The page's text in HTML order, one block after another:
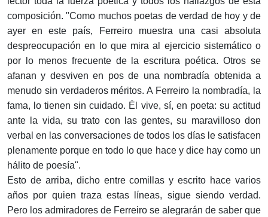
composición. "Como muchos poetas de verdad de hoy y de
ayer en este país, Ferreiro muestra una casi absoluta
despreocupación en lo que mira al ejercicio sistemático o
por lo menos frecuente de la escritura poética. Otros se
afanan y desviven en pos de una nombradía obtenida a
menudo sin verdaderos méritos. A Ferreiro la nombradía, la
fama, lo tienen sin cuidado. Él vive, sí, en poeta: su actitud
ante la vida, su trato con las gentes, su maravilloso don
verbal en las conversaciones de todos los días le satisfacen
plenamente porque en todo lo que hace y dice hay como un
hálito de poesía".
Esto de arriba, dicho entre comillas y escrito hace varios
años por quien traza estas líneas, sigue siendo verdad.
Pero los admiradores de Ferreiro se alegrarán de saber que